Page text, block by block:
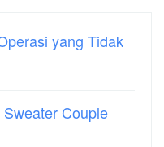
yang Tidak
Couple